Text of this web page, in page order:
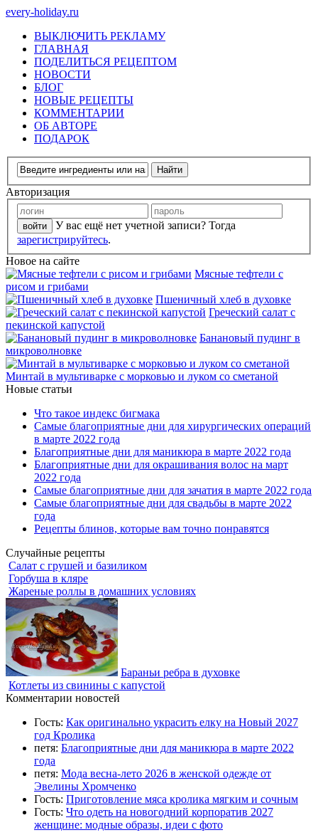
every-holiday.ru
ВЫКЛЮЧИТЬ РЕКЛАМУ
ГЛАВНАЯ
ПОДЕЛИТЬСЯ РЕЦЕПТОМ
НОВОСТИ
БЛОГ
НОВЫЕ РЕЦЕПТЫ
КОММЕНТАРИИ
ОБ АВТОРЕ
ПОДАРОК
Авторизация
У вас ещё нет учетной записи? Тогда
зарегистрируйтесь.
Новое на сайте
Мясные тефтели с
рисом и грибами
Пшеничный хлеб в духовке
Греческий салат с
пекинской капустой
Банановый пудинг в
микроволновке
Минтай в мультиварке с морковью и луком со сметаной
Новые статьи
Что такое индекс бигмака
Самые благоприятные дни для хирургических операций
в марте 2022 года
Благоприятные дни для маникюра в марте 2022 года
Благоприятные дни для окрашивания волос на март
2022 года
Самые благоприятные дни для зачатия в марте 2022 года
Самые благоприятные дни для свадьбы в марте 2022
года
Рецепты блинов, которые вам точно понравятся
Случайные рецепты
Салат с грушей и базиликом
Горбуша в кляре
Жареные роллы в домашних условиях
Бараньи ребра в духовке
Котлеты из свинины с капустой
Комментарии новостей
Гость: Как оригинально украсить елку на Новый 2027
год Кролика
петя: Благоприятные дни для маникюра в марте 2022
года
петя: Мода весна-лето 2026 в женской одежде от
Эвелины Хромченко
Гость: Приготовление мяса кролика мягким и сочным
Гость: Что одеть на новогодний корпоратив 2027
женщине: модные образы, идеи с фото